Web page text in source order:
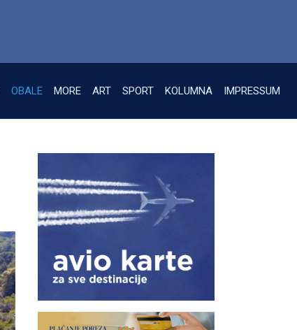
OBALE MORE ART SPORT KOLUMNA IMPRESSUM